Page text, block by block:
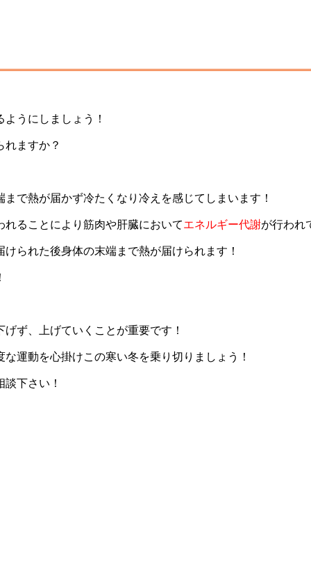
うにしましょう！
れますか？
で熱が届かず冷たくなり冷えを感じてしまいます！
ることにより筋肉や肝臓においてエネルギー代謝が行われ
られた後身体の末端まで熱が届けられます！
ず、上げていくことが重要です！
運動を心掛けこの寒い冬を乗り切りましょう！
下さい！